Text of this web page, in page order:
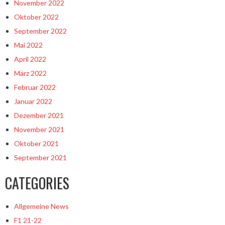
November 2022
Oktober 2022
September 2022
Mai 2022
April 2022
März 2022
Februar 2022
Januar 2022
Dezember 2021
November 2021
Oktober 2021
September 2021
CATEGORIES
Allgemeine News
F1 21-22